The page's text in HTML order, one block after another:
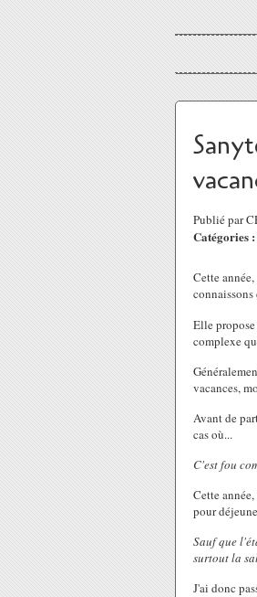
Publié par
Catégories :
Cette
connaissons
Elle propose
complexe
vacances,
Avant de
cas où...
C'est fou
Cette
pour
Sauf que
surtout la
J'ai donc